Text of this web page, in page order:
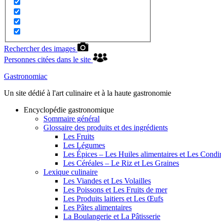
Rechercher des images
Personnes citées dans le site
Gastronomiac
Un site dédié à l'art culinaire et à la haute gastronomie
Encyclopédie gastronomique
Sommaire général
Glossaire des produits et des ingrédients
Les Fruits
Les Légumes
Les Épices – Les Huiles alimentaires et Les
Les Céréales – Le Riz et Les Graines
Lexique culinaire
Les Viandes et Les Volailles
Les Poissons et Les Fruits de mer
Les Produits laitiers et Les Œufs
Les Pâtes alimentaires
La Boulangerie et La Pâtisserie